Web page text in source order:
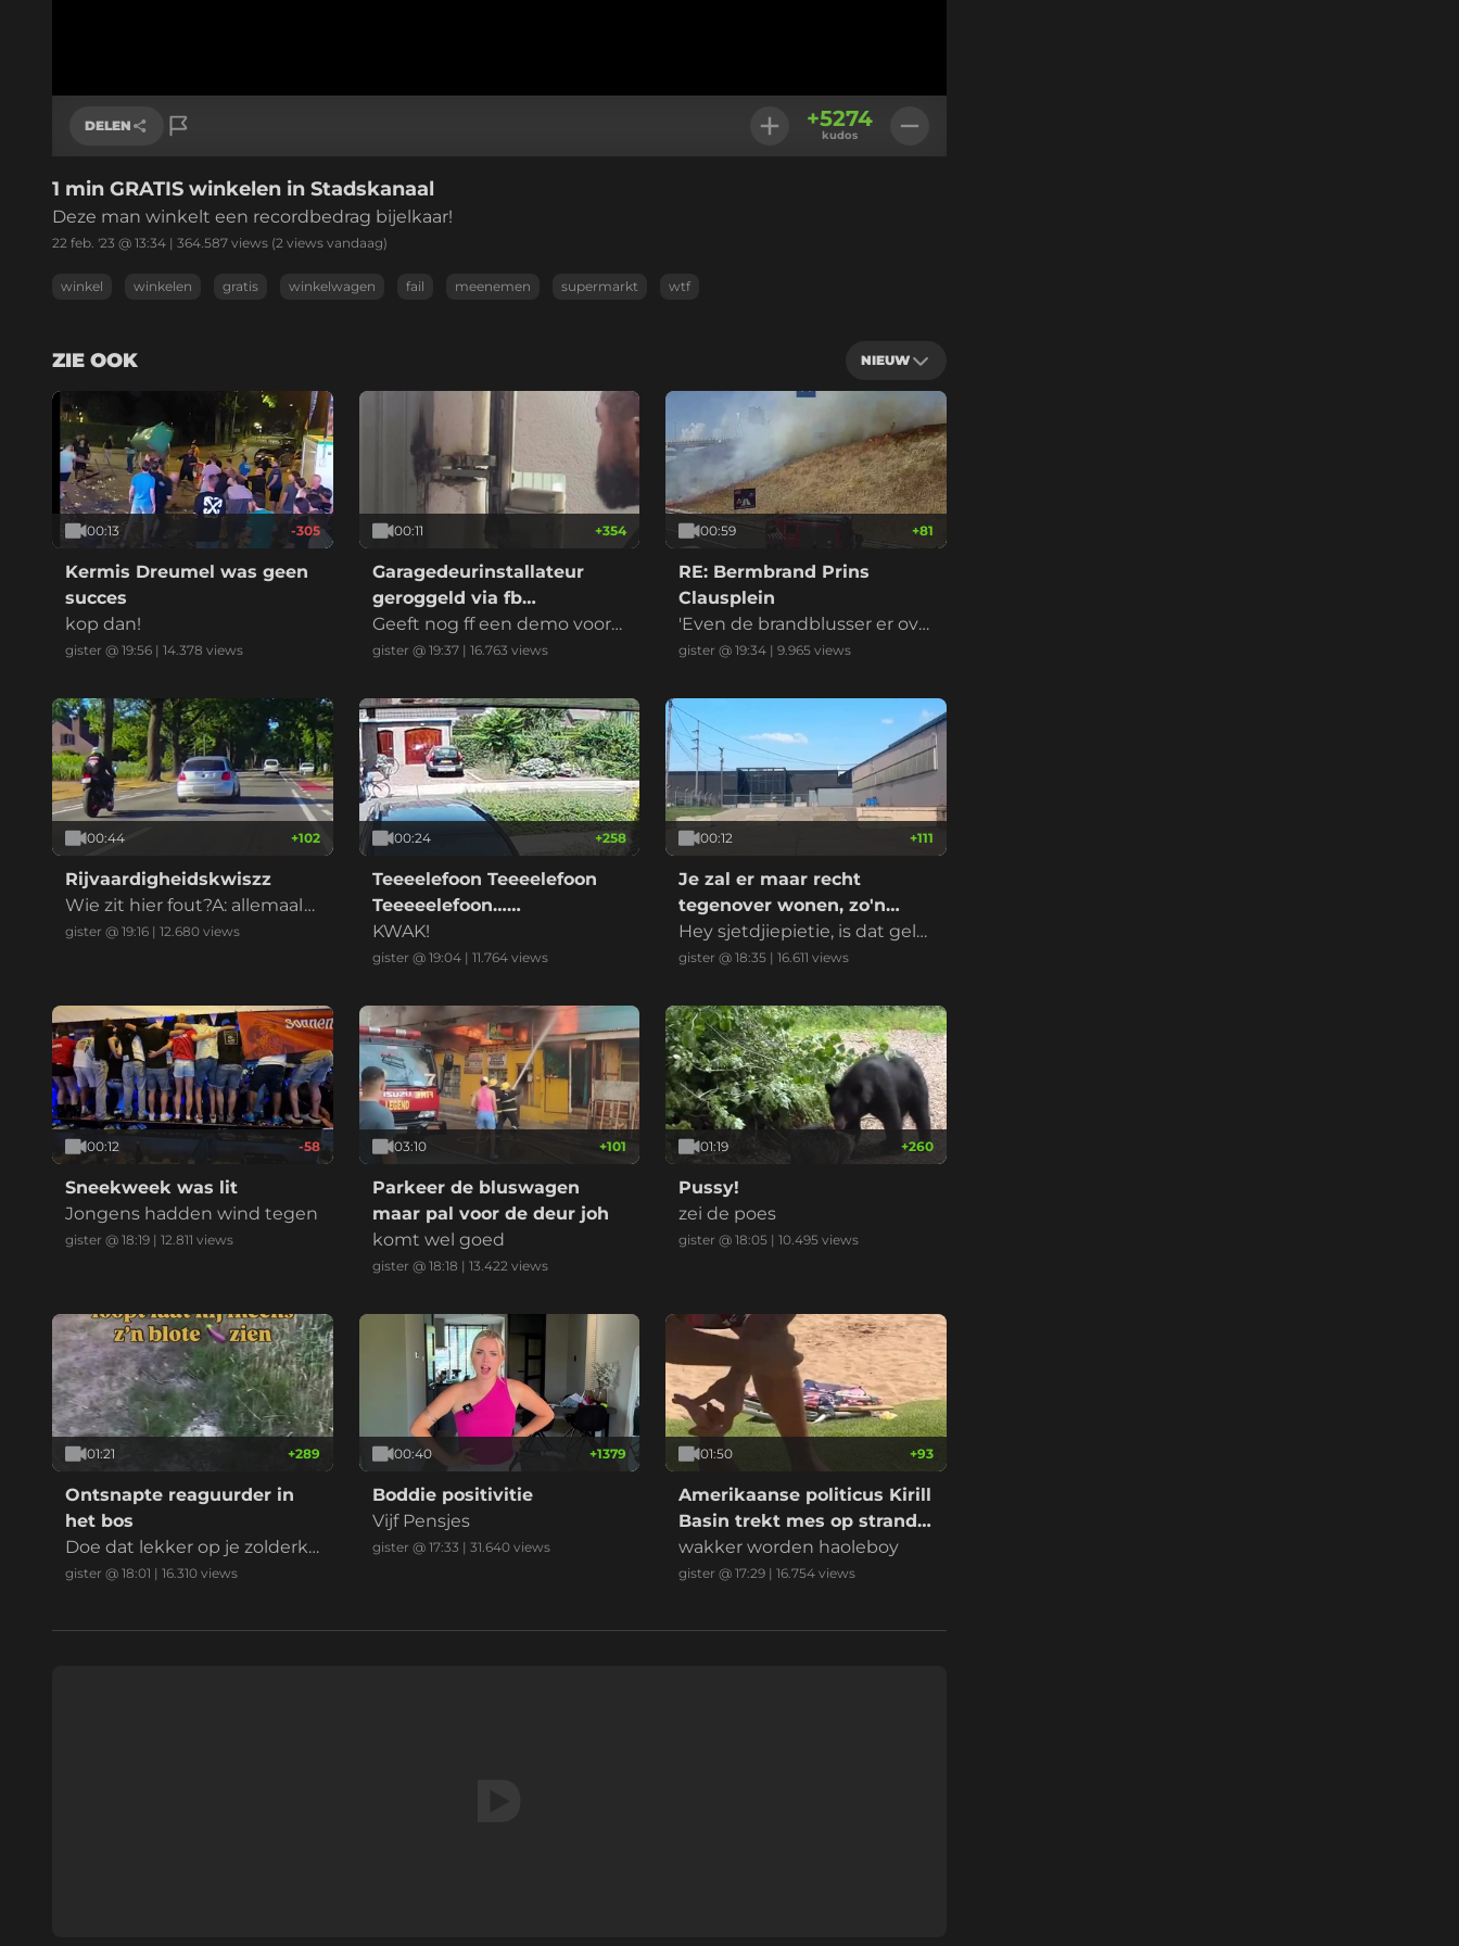
DELEN
Link kopiëren
+5274
kudos
1 min GRATIS winkelen in Stadskanaal
Deze man winkelt een recordbedrag bijelkaar!
22 feb. '23 @ 13:34 | 364.587 views (2 views vandaag)
winkel winkelen gratis winkelwagen fail meenemen supermarkt wtf
ZIE OOK NIEUW
00:13 -305
Kermis Dreumel was geen
succes
kop dan!
gister @ 19:56 | 14.378 views
00:11 +354
Garagedeurinstallateur
geroggeld via fb
marktplaats
Geeft nog ff een demo voord
at ik betaal
gister @ 19:37| 16.763 views
00:59 +81
RE: Bermbrand Prins
Clausplein
'Even de brandblusser er ove
r en het is geblust' riep iema
gister @ 19:34 |9.965 views
00:44 +102
Rijvaardigheidskwiszz
Wie zit hier fout?A: allemaal
B: iedereenC: alle betrokken
gister @ 19:16 | 12.680 views
00:24 +258
Teeeelefoon Teeeelefoon
Teeeeelefoon……
KWAK!
gister @ 19:04| 11.764views
00:12 +111
Je zal er maar recht
tegenover wonen, zo'n
datacenter
Hey sjetdjiepietie, is dat gelui
d normaal?
gister @ 18:35 |16.611 views
00:12 -58
Sneekweek was lit
Jongens hadden wind tegen
gister @ 18:19 | 12.811 views
03:10 +101
Parkeer de bluswagen
maar pal voor de deur joh
komt wel goed
gister @ 18:18 | 13.422 views
01:19 +260
Pussy!
zei de poes
gister @ 18:05 |10.495 views
01:21 +289
Ontsnapte reaguurder in
het bos
Doe dat lekker op je zolderka
mer mafkees
gister @ 18:01 | 16.310 views
00:40 +1379
Boddie positivitie
Vijf Pensjes
gister @ 17:33 | 31.640views
01:50 +93
Amerikaanse politicus Kirill
Basin trekt mes op strand
Hawaii
wakker worden haoleboy
gister @ 17:29 |16.754 views